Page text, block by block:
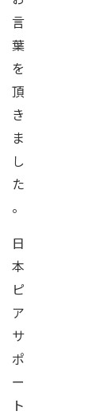
言
葉
を
頂
き
ま
し
た
。
日
本
ピ
ア
サ
ポ
ー
ト